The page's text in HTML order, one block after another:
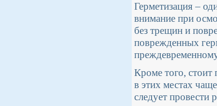
Герметизация –
внимание при
без трещин и
поврежденных
Кроме того, стоит
в этих местах
следует провести